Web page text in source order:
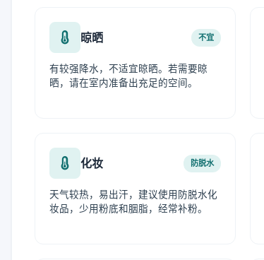
晾晒 不宜
有较强降水，不适宜晾晒。若需要晾
晒，请在室内准备出充足的空间。
化妆 防脱水
天气较热，易出汗，建议使用防脱水化
妆品，少用粉底和胭脂，经常补粉。